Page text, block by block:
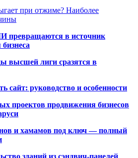
при отжиме? Наиболее
превращаются в источник
высшей лиги сразятся в
сайт: руководство и особенности
проектов продвижения бизнесов
и хамамов под ключ — полный
зданий из сэндвич-панелей